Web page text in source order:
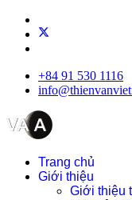
+84 91 530 1116
Trang chủ
Giới thiệu
Giới thiệu